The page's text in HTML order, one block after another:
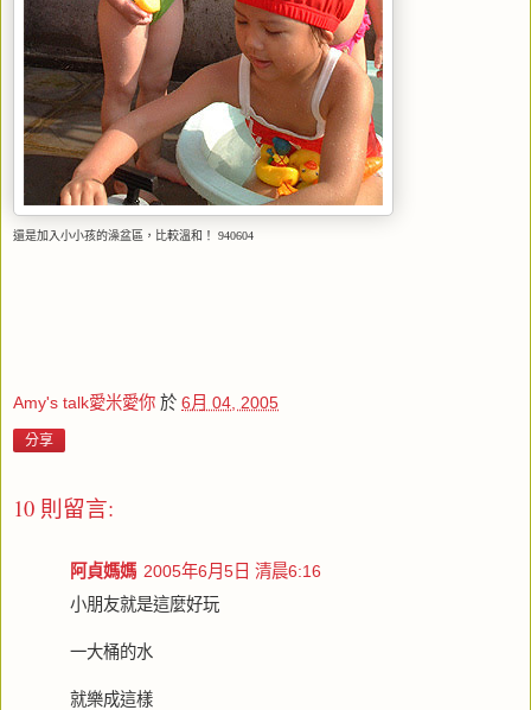
還是加入小小孩的澡盆區，比較溫和！ 940604
Amy's talk愛米愛你 於 6月 04, 2005
分享
10 則留言:
阿貞媽媽 2005年6月5日 清晨6:16
小朋友就是這麼好玩
一大桶的水
就樂成這樣